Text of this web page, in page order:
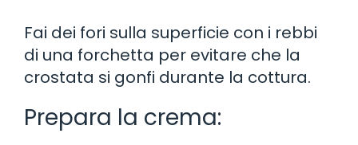
Fai dei fori sulla superficie con i rebbi
di una forchetta per evitare che la
crostata si gonfi durante la cottura.
Prepara la crema: